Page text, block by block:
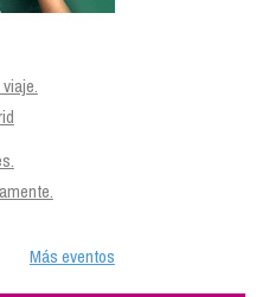
Más eventos